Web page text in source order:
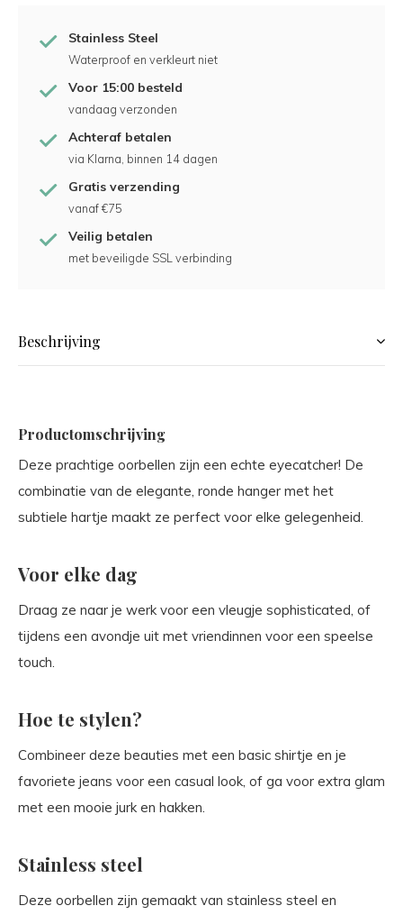
Stainless Steel
Waterproof en verkleurt niet
Voor 15:00 besteld
vandaag verzonden
Achteraf betalen
via Klarna, binnen 14 dagen
Gratis verzending
vanaf €75
Veilig betalen
met beveiligde SSL verbinding
Beschrijving
Productomschrijving
Deze prachtige oorbellen zijn een echte eyecatcher! De
combinatie van de elegante, ronde hanger met het
subtiele hartje maakt ze perfect voor elke gelegenheid.
Voor elke dag
Draag ze naar je werk voor een vleugje sophisticated, of
tijdens een avondje uit met vriendinnen voor een speelse
touch.
Hoe te stylen?
Combineer deze beauties met een basic shirtje en je
favoriete jeans voor een casual look, of ga voor extra glam
met een mooie jurk en hakken.
Stainless steel
Deze oorbellen zijn gemaakt van stainless steel en